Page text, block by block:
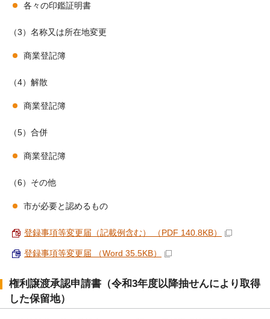
各々の印鑑証明書
（3）名称又は所在地変更
商業登記簿
（4）解散
商業登記簿
（5）合併
商業登記簿
（6）その他
市が必要と認めるもの
登録事項等変更届（記載例含む） （PDF 140.8KB）
登録事項等変更届 （Word 35.5KB）
権利譲渡承認申請書（令和3年度以降抽せんにより取得
した保留地）